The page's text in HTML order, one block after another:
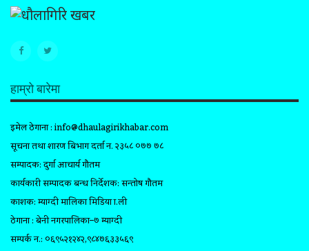
हाम्रो बारेमा
इमेल ठेगाना :info@dhaulagirikhabar.com
सूचना तथा प्रशारण बिभाग दर्ता न. २३५८ ०७७ ७८
सम्पादक: दुर्गा आचार्य गौतम
कार्यकारी सम्पादक प्रबन्ध निर्देशक: सन्तोष गौतम
प्रकाशक: म्याग्दी मालिका मिडिया प्रा.ली
ठेगाना : बेनी नगरपालिका–७ म्याग्दी
सम्पर्क न.: ०६९५२१२४२,९८४७६३३५६९